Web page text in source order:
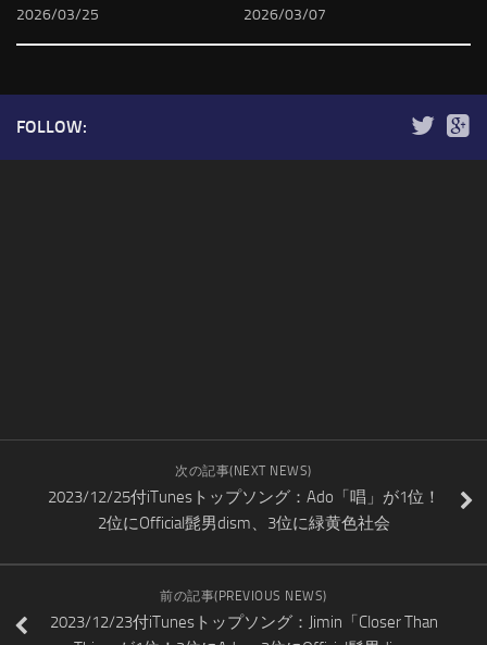
2026/03/25 2026/03/07
FOLLOW:
次の記事(NEXT NEWS)
2023/12/25付iTunesトップソング：Ado「唱」が1位！
2位にOfficial髭男dism、3位に緑黄色社会
前の記事(PREVIOUS NEWS)
2023/12/23付iTunesトップソング：Jimin「Closer Than